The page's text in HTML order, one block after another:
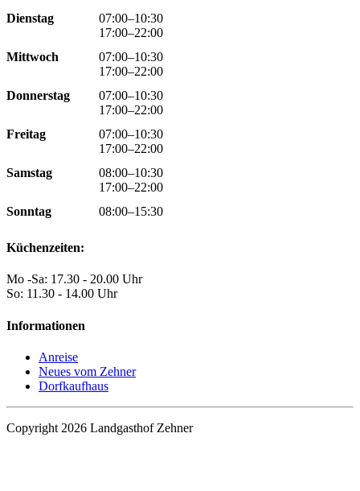
Dienstag
07:00–10:30
17:00–22:00
Mittwoch
07:00–10:30
17:00–22:00
Donnerstag
07:00–10:30
17:00–22:00
Freitag
07:00–10:30
17:00–22:00
Samstag
08:00–10:30
17:00–22:00
Sonntag
08:00–15:30
Küchenzeiten:
Mo -Sa: 17.30 - 20.00 Uhr
So: 11.30 - 14.00 Uhr
Informationen
Anreise
Neues vom Zehner
Dorfkaufhaus
Copyright 2026 Landgasthof Zehner